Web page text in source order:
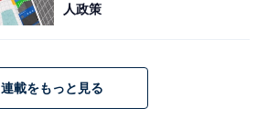
人政策
連載をもっと見る